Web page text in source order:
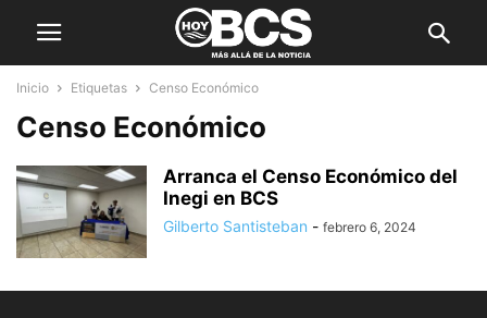
Inicio Etiquetas Censo Económico
Censo Económico
Arranca el Censo Económico del
Inegi en BCS
Gilberto Santisteban - febrero 6, 2024